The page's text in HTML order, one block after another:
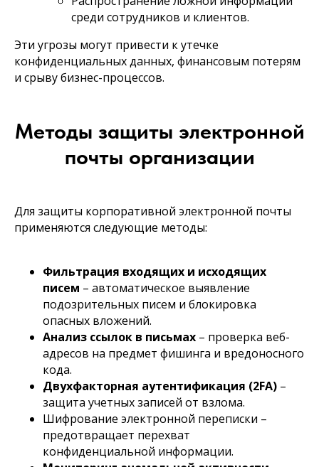
среди сотрудников и клиентов.
Эти угрозы могут привести к утечке
конфиденциальных данных, финансовым потерям
и срыву бизнес-процессов.
Методы защиты электронной
почты организации
Для защиты корпоративной электронной почты
применяются следующие методы:
Фильтрация входящих и исходящих
писем – автоматическое выявление
подозрительных писем и блокировка
опасных вложений.
Анализ ссылок в письмах – проверка веб-
адресов на предмет фишинга и вредоносного
кода.
Двухфакторная аутентификация (2FA) –
защита учетных записей от взлома.
Шифрование электронной переписки –
предотвращает перехват
конфиденциальной информации.